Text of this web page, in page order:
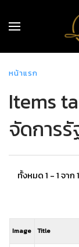
หน้าแรก
Items
จัดการ
ทั้งหมด 1 - 1 จาก 1
Image Title